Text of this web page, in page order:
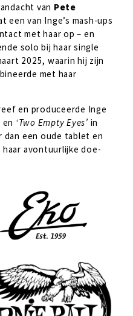
van Pete
een van Inge’s mash-ups
met haar op – en
2025, waarin hij zijn
met haar
en produceerde Inge
en ‘Two Empty Eyes’ in
dan een oude tablet en
haar avontuurlijke doe-